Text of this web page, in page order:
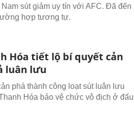
sút giảm uy tín với AFC. Đã đến
hợp tương tự.
Hóa tiết lộ bí quyết cản
luân lưu
phá thành công loạt sút luân lưu
Hóa bảo vệ chức vô địch ở đấu